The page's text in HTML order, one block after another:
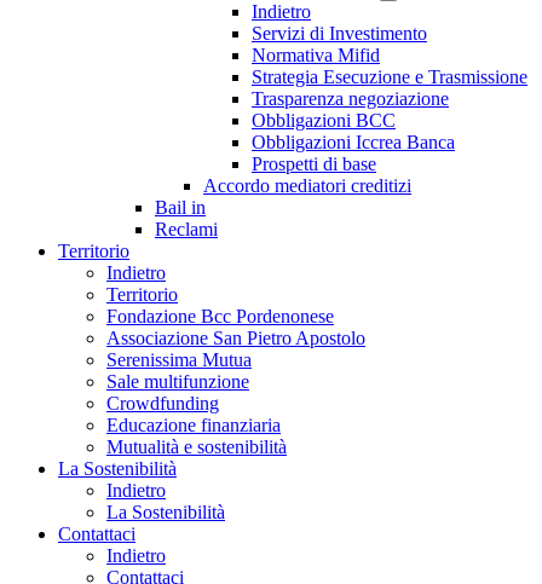
Indietro
Servizi di Investimento
Normativa Mifid
Strategia Esecuzione e Trasmissione
Trasparenza negoziazione
Obbligazioni BCC
Obbligazioni Iccrea Banca
Prospetti di base
Accordo mediatori creditizi
Bail in
Reclami
Territorio
Indietro
Territorio
Fondazione Bcc Pordenonese
Associazione San Pietro Apostolo
Serenissima Mutua
Sale multifunzione
Crowdfunding
Educazione finanziaria
Mutualità e sostenibilità
La Sostenibilità
Indietro
La Sostenibilità
Contattaci
Indietro
Contattaci